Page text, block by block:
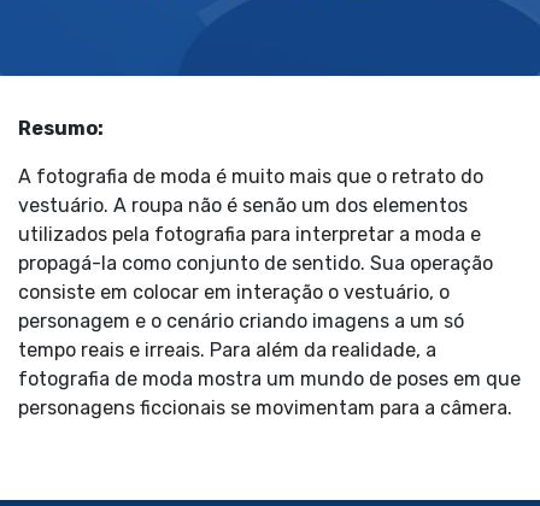
Resumo:
A fotografia de moda é muito mais que o retrato do
vestuário. A roupa não é senão um dos elementos
utilizados pela fotografia para interpretar a moda e
propagá-la como conjunto de sentido. Sua operação
consiste em colocar em interação o vestuário, o
personagem e o cenário criando imagens a um só
tempo reais e irreais. Para além da realidade, a
fotografia de moda mostra um mundo de poses em que
personagens ficcionais se movimentam para a câmera.